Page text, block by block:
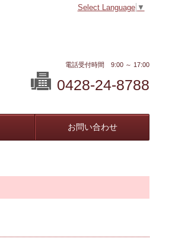
Select Language ▼
電話受付時間 9:00 ～ 17:00
0428-24-8788
お問い合わせ